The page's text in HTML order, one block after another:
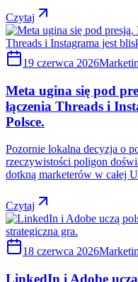
Czytaj
19 czerwca 2026
Meta ugina się pod
łączenia Threads i
Polsce.
Pozornie lokalna decyzja o
rzeczywistości poligon
dotkną marketerów w całej
Czytaj
18 czerwca 2026
LinkedIn i Adobe